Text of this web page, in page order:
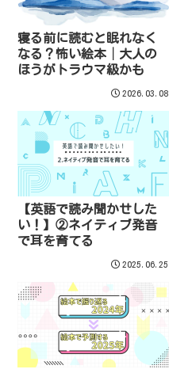
寝る前に読むと眠れなく
なる？怖い絵本│大人の
ほうがトラウマ級かも
2026.03.08
【英語で読み聞かせした
い！】②ネイティブ発音
で耳を育てる
2025.06.25